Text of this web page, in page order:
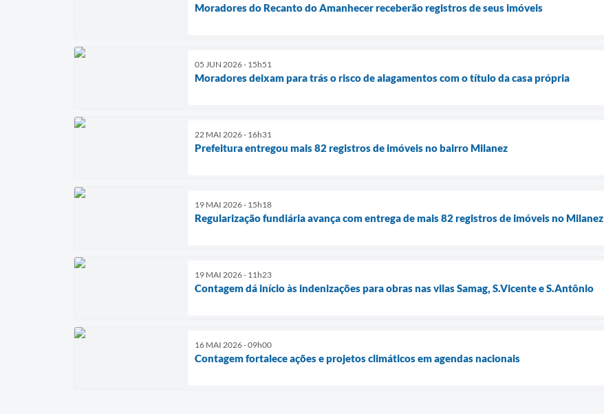
Moradores do Recanto do Amanhecer receberão registros de seus imóveis
05 JUN 2026 - 15h51
Moradores deixam para trás o risco de alagamentos com o título da casa própria
22 MAI 2026 - 16h31
Prefeitura entregou mais 82 registros de imóveis no bairro Milanez
19 MAI 2026 - 15h18
Regularização fundiária avança com entrega de mais 82 registros de imóveis no Milanez
19 MAI 2026 - 11h23
Contagem dá início às indenizações para obras nas vilas Samag, S.Vicente e S.Antônio
16 MAI 2026 - 09h00
Contagem fortalece ações e projetos climáticos em agendas nacionais